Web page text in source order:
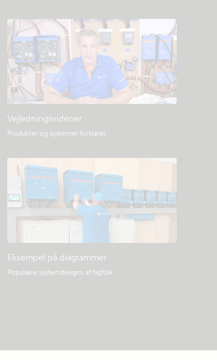
Vejledningsvideoer
Produkter og systemer forklaret.
Eksempel på diagrammer
Populære systemdesigns af fagfolk.